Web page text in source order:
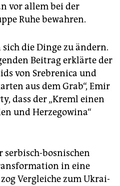
vor allem bei der
Ruhe bewahren.
die Dinge zu ändern.
Beitrag erklärte der
von Srebrenica und
aus dem Grab“, Emir
dass der „Kreml einen
und Herzegowina“
bosnischen
in eine
Vergleiche zum Ukrai­